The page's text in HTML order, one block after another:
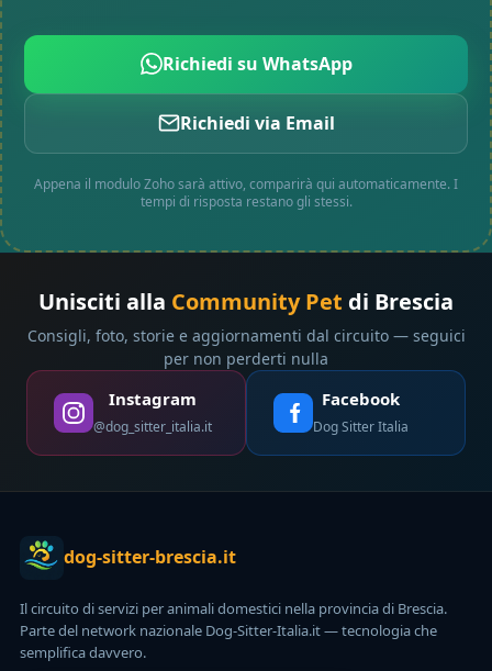
Richiedi su WhatsApp
Richiedi via Email
Appena il modulo Zoho sarà attivo, comparirà qui automaticamente. I
tempi di risposta restano gli stessi.
Unisciti alla Community Pet di Brescia
Consigli, foto, storie e aggiornamenti dal circuito — seguici
per non perderti nulla
Instagram
@dog_sitter_italia.it
Facebook
Dog Sitter Italia
dog-sitter-brescia.it
Il circuito di servizi per animali domestici nella provincia di Brescia.
Parte del network nazionale Dog-Sitter-Italia.it — tecnologia che
semplifica davvero.